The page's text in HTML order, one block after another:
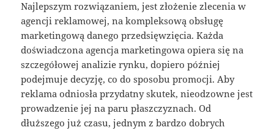
Najlepszym rozwiązaniem, jest złożenie zlecenia w
agencji reklamowej, na kompleksową obsługę
marketingową danego przedsięwzięcia. Każda
doświadczona agencja marketingowa opiera się na
szczegółowej analizie rynku, dopiero później
podejmuje decyzję, co do sposobu promocji. Aby
reklama odniosła przydatny skutek, nieodzowne jest
prowadzenie jej na paru płaszczyznach. Od
dłuższego już czasu, jednym z bardzo dobrych